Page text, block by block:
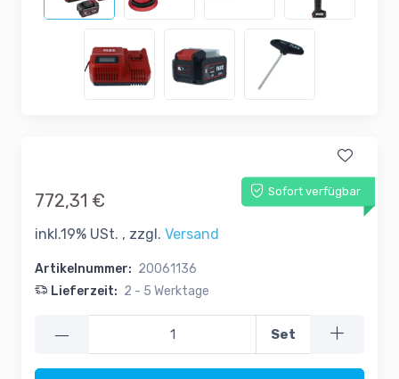
Sofort verfügbar
772,31 €
inkl.19% USt. , zzgl. Versand
Artikelnummer: 20061136
Lieferzeit: 2 - 5 Werktage
— Set